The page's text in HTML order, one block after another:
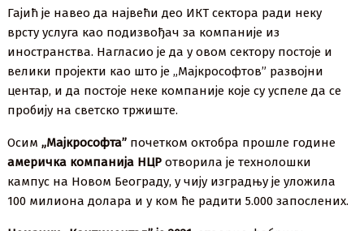
Гајић је навео да највећи део ИКТ сектора ради неку
врсту услуга као подизвођач за компаније из
иностранства. Нагласио је да у овом сектору постоје и
велики пројекти као што је „Мајкрософтов” развојни
центар, и да постоје неке компаније које су успеле да се
пробију на светско тржиште.
Осим „Мајкрософта” почетком октобра прошле године
америчка компанија НЦРотворила је технолошки
кампус на Новом Београду, у чију изградњу је уложила
100 милиона долара и у ком ће радити 5.000 запослених.